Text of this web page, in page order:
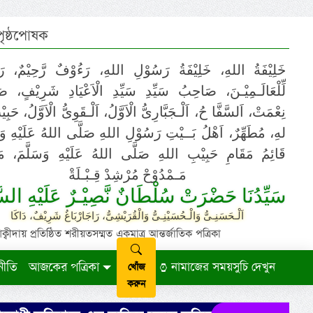
خَلِيْفَةُ اللهِ، خَلِيْفَةُ رَسُوْلِ اللهِ، رَءُوْفٌ رَّحِيْمٌ،
لِّلْعَالَـمِيْـنَ، صَاحِبُ سَيِّدِ سَيِّدِ الْاَعْيَادِ شَرِيْفٍ،
نِعْمَتْ، اَلسَّفَّا حُ، اَلْـجَبَّارِىُّ الْاَوَّلُ، اَلْـقَوِىُّ الْاَوَّلُ،
لهِ، مُطَهِّرٌ، اَهْلُ بَــيْتِ رَسُوْلِ اللهِ صَلَّى اللهُ عَلَيْهِ
قَائِمُ مَقَامِ حَبِيْبِ اللهِ صَلَّى اللهُ عَلَيْهِ وَسَلَّمَ،
مَـمْدُوْحْ مُرْشِدْ قِـبْـلَةْ
سَيِّدُنَا حَضْرَتْ سُلْطَانٌ نَّصِيْـرٌ عَلَيْهِ
اَلْـحَسَنِـىُّ وَالْـحُسَيْنِـىُّ وَالْقُرَيْشِىُّ، رَاجَارْبَاغُ شَرِيْفٌ، دَاكَا
প্রতিষ্ঠিত শরীয়তসম্মত একমাত্র আন্তর্জাতিক পত্রিকা
আজকের পত্রিকা
খোঁজ
করুন
নামাজের সময়সুচি দেখুন